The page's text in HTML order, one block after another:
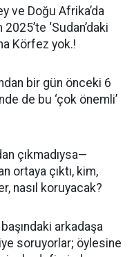
ve Doğu Afrika’da
‘Sudan’daki
Körfez yok.!
bir gün önceki 6
de bu ‘çok önemli’
çıkmadıysa—
ortaya çıktı, kim,
nasıl koruyacak?
başındaki arkadaşa
soruyorlar; öylesine